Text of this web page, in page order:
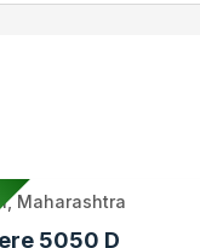
Maharashtra
5050 D